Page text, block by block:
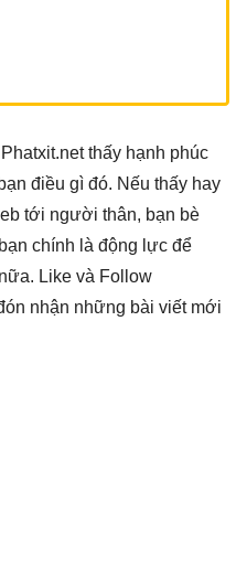
thấy hạnh phúc
điều gì đó. Nếu thấy hay
tới người thân, bạn bè
chính là động lực để
Like và Follow
nhận những bài viết mới